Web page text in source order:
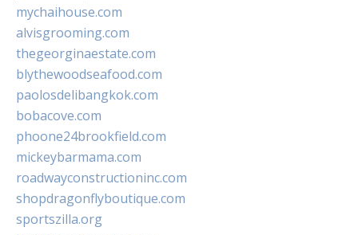
mychaihouse.com
alvisgrooming.com
thegeorginaestate.com
blythewoodseafood.com
paolosdelibangkok.com
bobacove.com
phoone24brookfield.com
mickeybarmama.com
roadwayconstructioninc.com
shopdragonflyboutique.com
sportszilla.org